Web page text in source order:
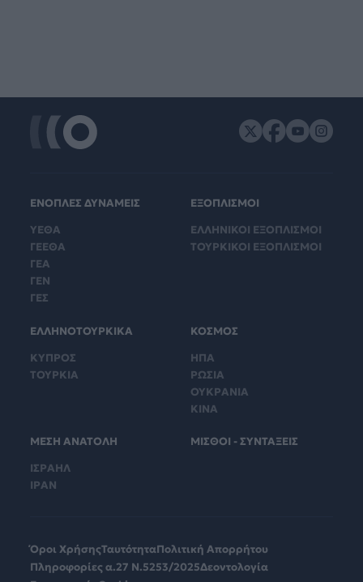
ΕΝΟΠΛΕΣ ΔΥΝΑΜΕΙΣ
ΥΕΘΑ
ΓΕΕΘΑ
ΓΕΑ
ΓΕΝ
ΓΕΣ
ΕΞΟΠΛΙΣΜΟΙ
ΕΛΛΗΝΙΚΟΙ ΕΞΟΠΛΙΣΜΟΙ
ΤΟΥΡΚΙΚΟΙ ΕΞΟΠΛΙΣΜΟΙ
ΕΛΛΗΝΟΤΟΥΡΚΙΚΑ
ΚΥΠΡΟΣ
ΤΟΥΡΚΙΑ
ΚΟΣΜΟΣ
ΗΠΑ
ΡΩΣΙΑ
ΟΥΚΡΑΝΙΑ
ΚΙΝΑ
ΜΕΣΗ ΑΝΑΤΟΛΗ
ΙΣΡΑΗΛ
ΙΡΑΝ
ΜΙΣΘΟΙ - ΣΥΝΤΑΞΕΙΣ
Όροι ΧρήσηςΤαυτότηταΠολιτική Απορρήτου
Πληροφορίες α.27 Ν.5253/2025Δεοντολογία